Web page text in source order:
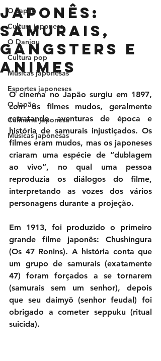
O Japão
Cultura japonesa
O Danjou
Cultura pop
Músicas japonesas
Esportes japoneses
O Japão
Culinária japonesa
Músicas japonesas
Japonês:
samurais,
gangsters e
animes
O cinema no Japão surgiu em 1897,
com os filmes mudos, geralmente
retratando aventuras de época e
história de samurais injustiçados. Os
filmes eram mudos, mas os japoneses
criaram uma espécie de “dublagem
ao vivo”, no qual uma pessoa
reproduzia os diálogos do filme,
interpretando as vozes dos vários
personagens durante a projeção.
Em 1913, foi produzido o primeiro
grande filme japonês: Chushingura
(Os 47 Ronins). A história conta que
um grupo de samurais (exatamente
47) foram forçados a se tornarem
(samurais sem um senhor), depois
que seu daimyō (senhor feudal) foi
obrigado a cometer seppuku (ritual
suicida).